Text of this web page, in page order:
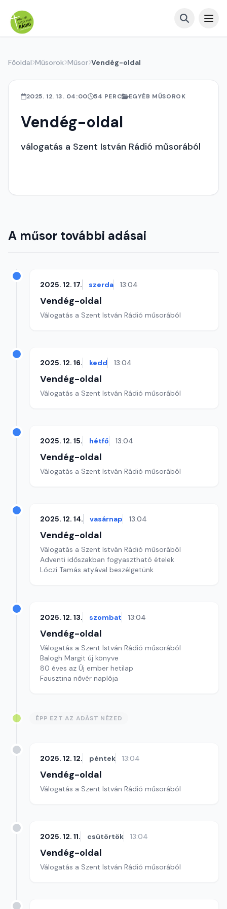
Főoldal Műsorok Műsor Vendég-oldal
2025. 12. 13. 04:00 54 PERC EGYÉB MŰSOROK
Vendég-oldal
válogatás a Szent István Rádió műsorából
A műsor további adásai
2025. 12. 17. szerda 13:04
Vendég-oldal
Válogatás a Szent István Rádió műsorából
2025. 12. 16. kedd 13:04
Vendég-oldal
Válogatás a Szent István Rádió műsorából
2025. 12. 15. hétfő 13:04
Vendég-oldal
Válogatás a Szent István Rádió műsorából
2025. 12. 14. vasárnap 13:04
Vendég-oldal
Válogatás a Szent István Rádió műsorából
Adventi időszakban fogyasztható ételek
Lóczi Tamás atyával beszélgetünk
2025. 12. 13. szombat 13:04
Vendég-oldal
Válogatás a Szent István Rádió műsorából
Balogh Margit új könyve
80 éves az Új ember hetilap
Fausztina nővér naplója
ÉPP EZT AZ ADÁST NÉZED
2025. 12. 12. péntek 13:04
Vendég-oldal
Válogatás a Szent István Rádió műsorából
2025. 12. 11. csütörtök 13:04
Vendég-oldal
Válogatás a Szent István Rádió műsorából